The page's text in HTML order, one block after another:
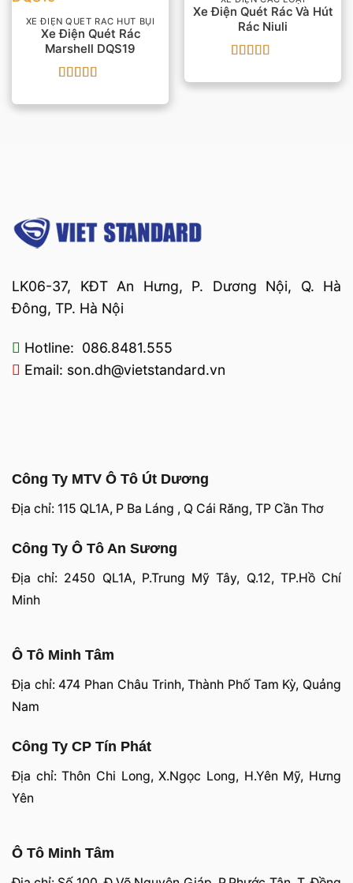
XE ĐIỆN QUÉT RÁC HÚT BỤI
Xe Điện Quét Rác
Marshell DQS19
hạng55 sao
Xe Điện Quét Rác Và Hút
Rác Niuli
hạng55 sao
LK06-37, KĐT An Hưng, P. Dương Nội, Q. Hà
Đông, TP. Hà Nội
Hotline: 086.8481.555
Email: son.dh@vietstandard.vn
Công Ty MTV Ô Tô Út Dương
Địa chỉ: 115 QL1A, P Ba Láng , Q Cái Răng, TP Cần Thơ
Công Ty Ô Tô An Sương
Địa chỉ: 2450 QL1A, P.Trung Mỹ Tây, Q.12, TP.Hồ Chí
Minh
Ô Tô Minh Tâm
Địa chỉ: 474 Phan Châu Trinh, Thành Phố Tam Kỳ, Quảng
Nam
Công Ty CP Tín Phát
Địa chỉ: Thôn Chi Long, X.Ngọc Long, H.Yên Mỹ, Hưng
Yên
Ô Tô Minh Tâm